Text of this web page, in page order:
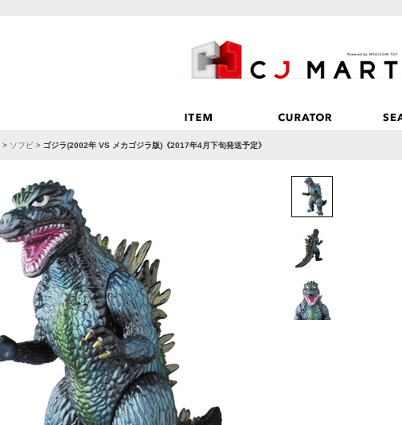
> ソフビ > ゴジラ(2002年 VS メカゴジラ版)《2017年4月下旬発送予定》